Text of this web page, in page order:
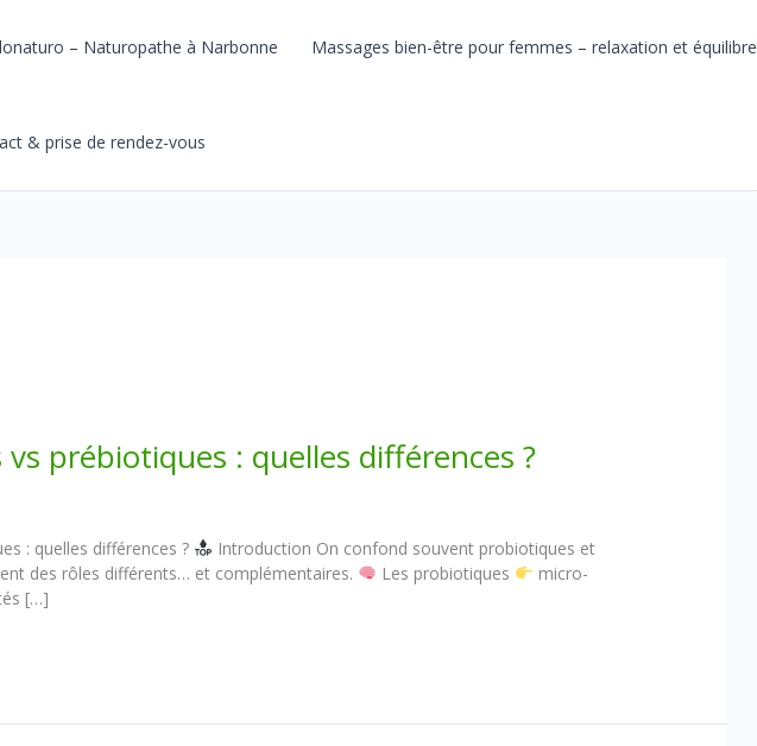
– Naturopathe à Narbonne Massages bien-être pour femmes – relaxation et équilibre
& prise de rendez-vous
prébiotiques : quelles différences ?
: quelles différences ?
Introduction On confond souvent probiotiques et
des rôles différents… et complémentaires.
Les probiotiques
micro-
[…]